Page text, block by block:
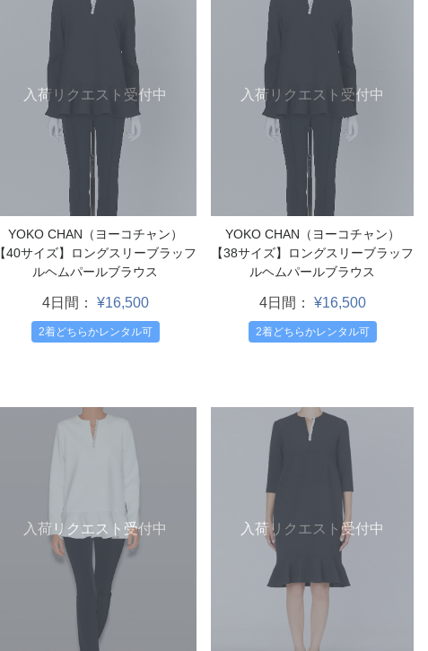
入荷リクエスト受付中
YOKO CHAN（ヨーコチャン）
【40サイズ】ロングスリーブラッフ
ルヘムパールブラウス
4日間： ¥16,500
2着どちらかレンタル可
入荷リクエスト受付中
YOKO CHAN（ヨーコチャン）
【38サイズ】ロングスリーブラッフ
ルヘムパールブラウス
4日間： ¥16,500
2着どちらかレンタル可
入荷リクエスト受付中 入荷リクエスト受付中